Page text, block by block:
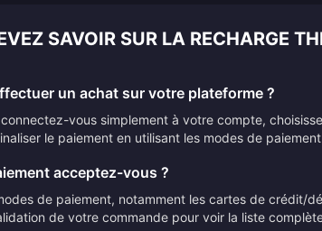
SAVOIR SUR LA RECHARGE
un achat sur votre plateforme ?
vous simplement à votre compte,
le paiement en utilisant les modes de
acceptez-vous ?
de paiement, notamment les cartes de crédit/
de votre commande pour voir la liste